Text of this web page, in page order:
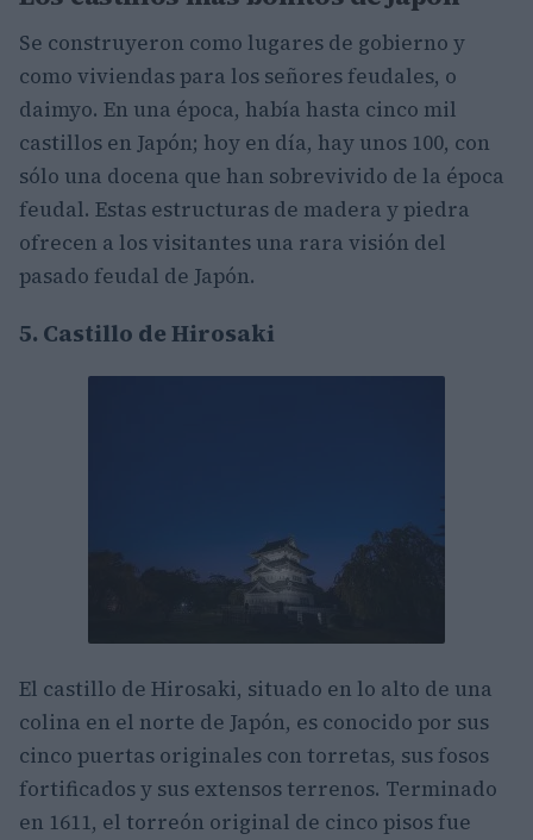
Se construyeron como lugares de gobierno y
como viviendas para los señores feudales, o
daimyo. En una época, había hasta cinco mil
castillos en Japón; hoy en día, hay unos 100, con
sólo una docena que han sobrevivido de la época
feudal. Estas estructuras de madera y piedra
ofrecen a los visitantes una rara visión del
pasado feudal de Japón.
5. Castillo de Hirosaki
El castillo de Hirosaki, situado en lo alto de una
colina en el norte de Japón, es conocido por sus
cinco puertas originales con torretas, sus fosos
fortificados y sus extensos terrenos. Terminado
en 1611, el torreón original de cinco pisos fue